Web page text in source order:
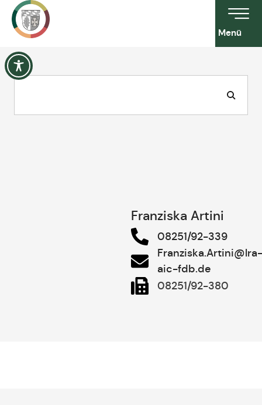
Menü
Franziska Artini
08251/92-339
Franziska.Artini@lra-
aic-fdb.de
08251/92-380